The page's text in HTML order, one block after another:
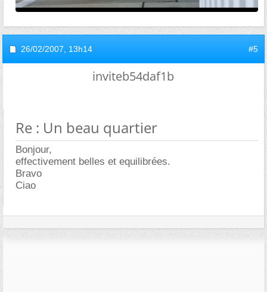
26/02/2007, 13h14 #5
inviteb54daf1b
Re : Un beau quartier
Bonjour,
effectivement belles et equilibrées.
Bravo
Ciao